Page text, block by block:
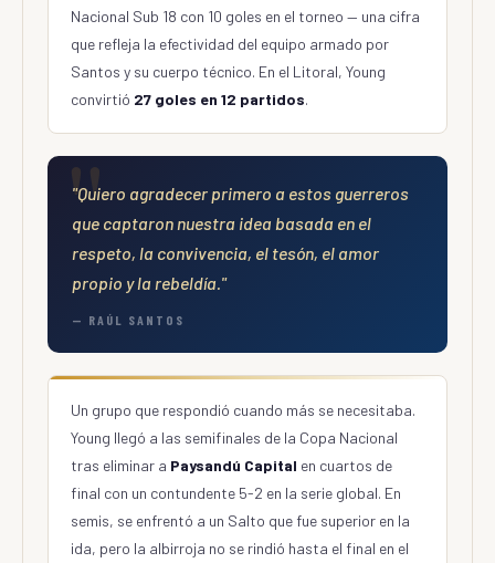
Nacional Sub 18 con 10 goles en el torneo — una cifra
que refleja la efectividad del equipo armado por
Santos y su cuerpo técnico. En el Litoral, Young
convirtió 27 goles en 12 partidos.
"Quiero agradecer primero a estos guerreros
que captaron nuestra idea basada en el
respeto, la convivencia, el tesón, el amor
propio y la rebeldía."
— RAÚL SANTOS
Un grupo que respondió cuando más se necesitaba.
Young llegó a las semifinales de la Copa Nacional
tras eliminar a Paysandú Capital en cuartos de
final con un contundente 5-2 en la serie global. En
semis, se enfrentó a un Salto que fue superior en la
ida, pero la albirroja no se rindió hasta el final en el